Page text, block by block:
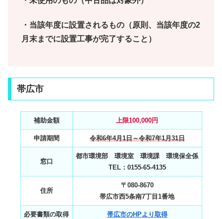
・当該年度に設置されるもの（原則、当該年度の2
月末までに設置工事が完了すること）
帯広市
補助金額 上限100,000円
申請期間 令和6年4月1日～令和7年1月31日
窓口
都市環境部 環境室 環境課 環境保全係
TEL：0155-65-4135
住所
〒080-8670
帯広市西5条南7丁目1番地
必要書類の取得 帯広市のHPより取得